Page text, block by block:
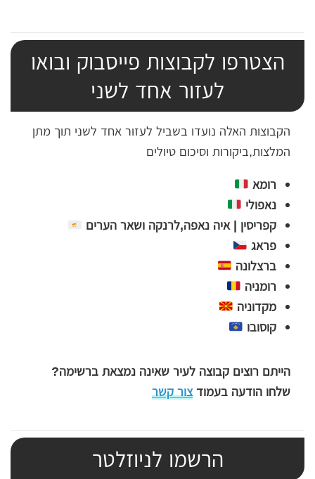
הצטרפו לקבוצות פייסבוק ובואו
לעזור אחד לשני
הקבוצות האלה נועדו בשביל לעזור אחד לשני תוך מתן
המלצות,ביקורות וסיכום טיולים
רומא
נאפולי
קפריסין | איה נאפה,לרנקה ושאר הערים
פראג
ברצלונה
רומניה
מקדוניה
קוסובו
הייתם רוצים קבוצה לעיר שאינה נמצאת ברשימה?
שלחו הודעה בעמודצור קשר
הרשמו לניוזלטר